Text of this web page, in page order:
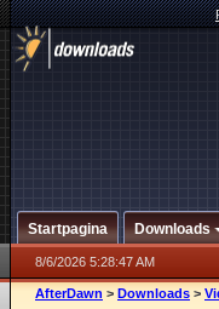
Startpagina Downloads
8/6/2026 5:28:47 AM
AfterDawn > Downloads >